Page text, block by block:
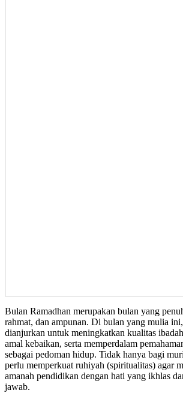
Bulan Ramadhan merupakan bulan yang
rahmat, dan ampunan. Di bulan yang mulia
dianjurkan untuk meningkatkan kualitas
amal kebaikan, serta memperdalam
sebagai pedoman hidup. Tidak hanya bagi
perlu memperkuat ruhiyah (spiritualitas) agar
amanah pendidikan dengan hati yang ikhlas
jawab.